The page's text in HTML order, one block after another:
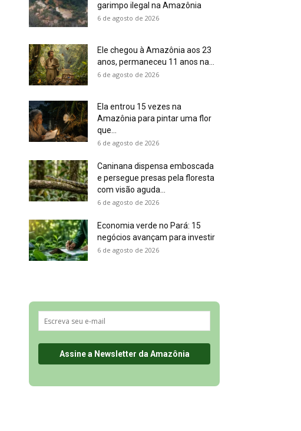
garimpo ilegal na Amazônia
6 de agosto de 2026
Ele chegou à Amazônia aos 23
anos, permaneceu 11 anos na...
6 de agosto de 2026
Ela entrou 15 vezes na
Amazônia para pintar uma flor
que...
6 de agosto de 2026
Caninana dispensa emboscada
e persegue presas pela floresta
com visão aguda...
6 de agosto de 2026
Economia verde no Pará: 15
negócios avançam para investir
6 de agosto de 2026